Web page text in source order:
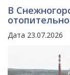
В
Дата 23.07.2026